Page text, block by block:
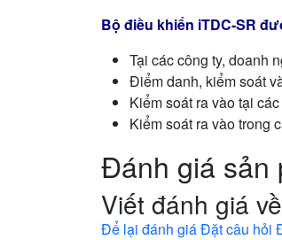
Bộ điều khiển iTDC-SR
Tại các công ty, doanh
Điểm danh, kiểm soát
Kiểm soát ra vào tại
Kiểm soát ra vào trong
Đánh giá sản
Viết đánh giá
Để lại đánh giáĐặt câu hỏi